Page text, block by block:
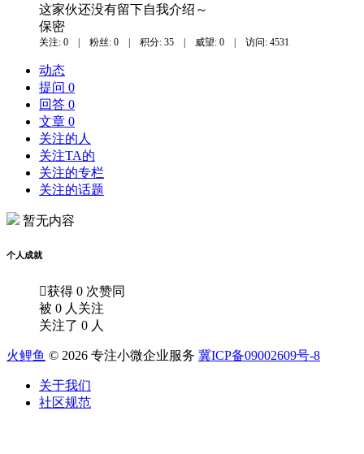
这家伙还没有留下自我介绍～
保密
关注: 0 | 粉丝: 0 | 积分: 35 | 威望: 0 | 访问: 4531
动态
提问 0
回答 0
文章 0
关注的人
关注TA的
关注的专栏
关注的话题
暂无内容
个人成就
获得 0 次赞同
被 0 人关注
关注了 0 人
火鲤鱼 © 2026 专注小微企业服务 冀ICP备09002609号-8
关于我们
社区规范